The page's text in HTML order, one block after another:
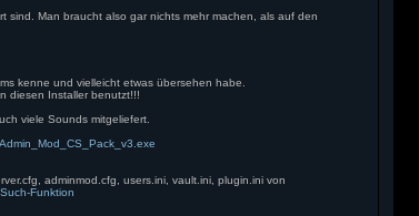
sind. Man braucht also gar nichts mehr machen, als auf den
kenne und vielleicht etwas übersehen habe.
diesen Installer benutzt!!!
viele Sounds mitgeliefert.
adminmod.cfg, users.ini, vault.ini, plugin.ini von
Such-Funktion